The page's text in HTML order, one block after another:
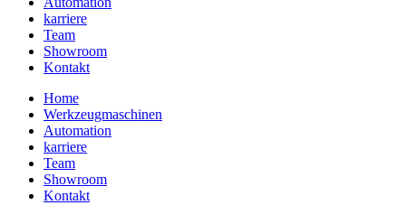
karriere
Team
Showroom
Kontakt
Home
Werkzeugmaschinen
Automation
karriere
Team
Showroom
Kontakt